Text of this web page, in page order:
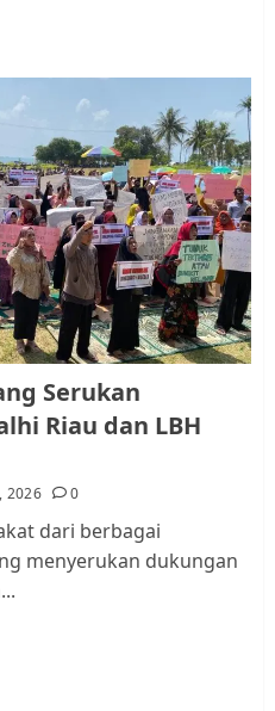
Warga
2026 0
Pulau Rempang Serukan
untuk Walhi Riau
Pekanbaru
9, 2026 0
Batam Tegaskan RT dan
Petugas Pendataan
Pajak
Pajak jadi Penghubung
dan Masyarakat di
Serukan
Riau dan LBH
2026 0
dari berbagai
menyerukan dukungan